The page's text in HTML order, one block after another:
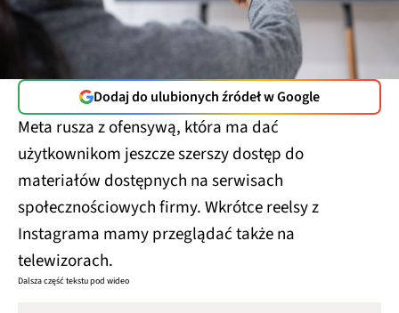
Dodaj do ulubionych źródeł w Google
Meta rusza z ofensywą, która ma dać
użytkownikom jeszcze szerszy dostęp do
materiałów dostępnych na serwisach
społecznościowych firmy. Wkrótce reelsy z
Instagrama mamy przeglądać także na
telewizorach.
Dalsza część tekstu pod wideo